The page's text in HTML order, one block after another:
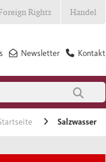
Rights Handel
Kontakt
Newsletter
Salzwasser